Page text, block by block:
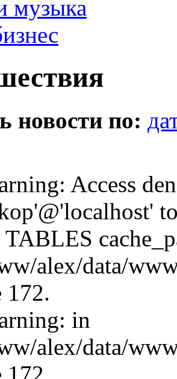
музыка
новости по:
Access
alex/data/
172.
in
alex/data/
172.